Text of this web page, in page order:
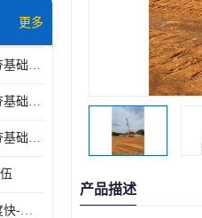
更多
黄山强夯公司 业峻强夯基础工程
万宁强夯施工 业峻强夯基础工程
赣州强夯队伍 业峻强夯基础工程
福建强夯公司 施工速度快-施耐用性强
产品描述